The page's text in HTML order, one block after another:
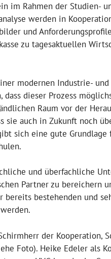
im Rahmen der Studien-
werden in
und
zu tagesaktuellen
modernen Industrie-
dieser Prozess
Raum vor der
sie auch in Zukunft noch
sich eine gute Grundlage
und überfachliche
Partner zu bereichern
bereits bestehenden und
der Kooperation,
Foto). Heike Edeler als